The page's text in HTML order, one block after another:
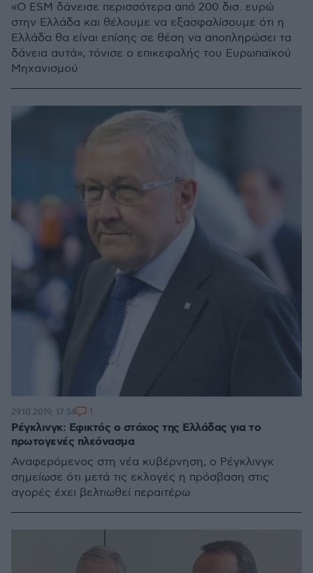
«Ο ΕSM δάνεισε περισσότερα από 200 δισ. ευρώ
στην Ελλάδα και θέλουμε να εξασφαλίσουμε ότι η
Ελλάδα θα είναι επίσης σε θέση να αποπληρώσει τα
δάνεια αυτά», τόνισε ο επικεφαλής του Ευρωπαϊκού
Μηχανισμού
Ρέγκλινγκ: Εφικτός ο στόχος της Ελλάδας για το
πρωτογενές πλεόνασμα
Αναφερόμενος στη νέα κυβέρνηση, ο Ρέγκλινγκ
σημείωσε ότι μετά τις εκλογές η πρόσβαση στις
αγορές έχει βελτιωθεί περαιτέρω
29.10.2019, 17:34 1